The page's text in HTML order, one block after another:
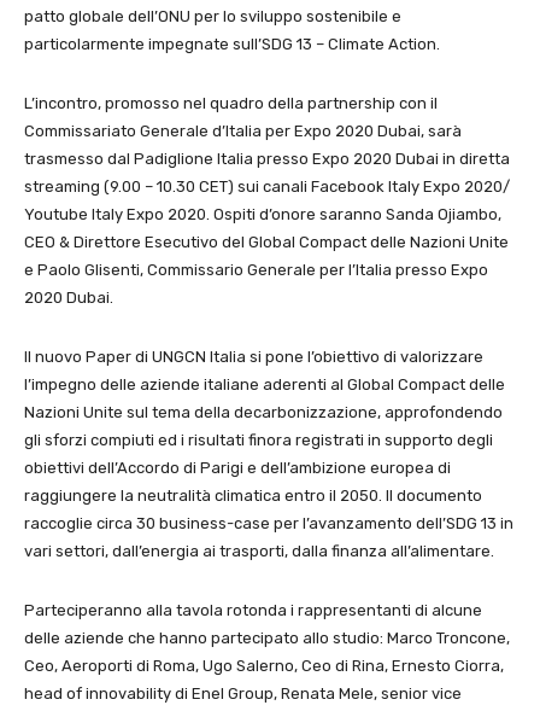
patto globale dell’ONU per lo sviluppo sostenibile e
particolarmente impegnate sull’SDG 13 – Climate Action.
L’incontro, promosso nel quadro della partnership con il
Commissariato Generale d’Italia per Expo 2020 Dubai, sarà
trasmesso dal Padiglione Italia presso Expo 2020 Dubai in diretta
streaming (9.00 – 10.30 CET) sui canali Facebook Italy Expo 2020/
Youtube Italy Expo 2020. Ospiti d’onore saranno Sanda Ojiambo,
CEO & Direttore Esecutivo del Global Compact delle Nazioni Unite
e Paolo Glisenti, Commissario Generale per l’Italia presso Expo
2020 Dubai.
Il nuovo Paper di UNGCN Italia si pone l’obiettivo di valorizzare
l’impegno delle aziende italiane aderenti al Global Compact delle
Nazioni Unite sul tema della decarbonizzazione, approfondendo
gli sforzi compiuti ed i risultati finora registrati in supporto degli
obiettivi dell’Accordo di Parigi e dell’ambizione europea di
raggiungere la neutralità climatica entro il 2050. Il documento
raccoglie circa 30 business-case per l’avanzamento dell’SDG 13 in
vari settori, dall’energia ai trasporti, dalla finanza all’alimentare.
Parteciperanno alla tavola rotonda i rappresentanti di alcune
delle aziende che hanno partecipato allo studio: Marco Troncone,
Ceo, Aeroporti di Roma, Ugo Salerno, Ceo di Rina, Ernesto Ciorra,
head of innovability di Enel Group, Renata Mele, senior vice